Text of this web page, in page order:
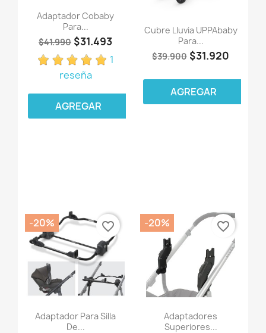
Adaptador Cobaby
Para...
$41.990 $31.493
1
reseña
AGREGAR
Cubre Lluvia UPPAbaby
Para...
$39.900 $31.920
AGREGAR
Adaptador Para Silla
De...
-20% favorite_border
Adaptadores
Superiores...
-20% favorite_border